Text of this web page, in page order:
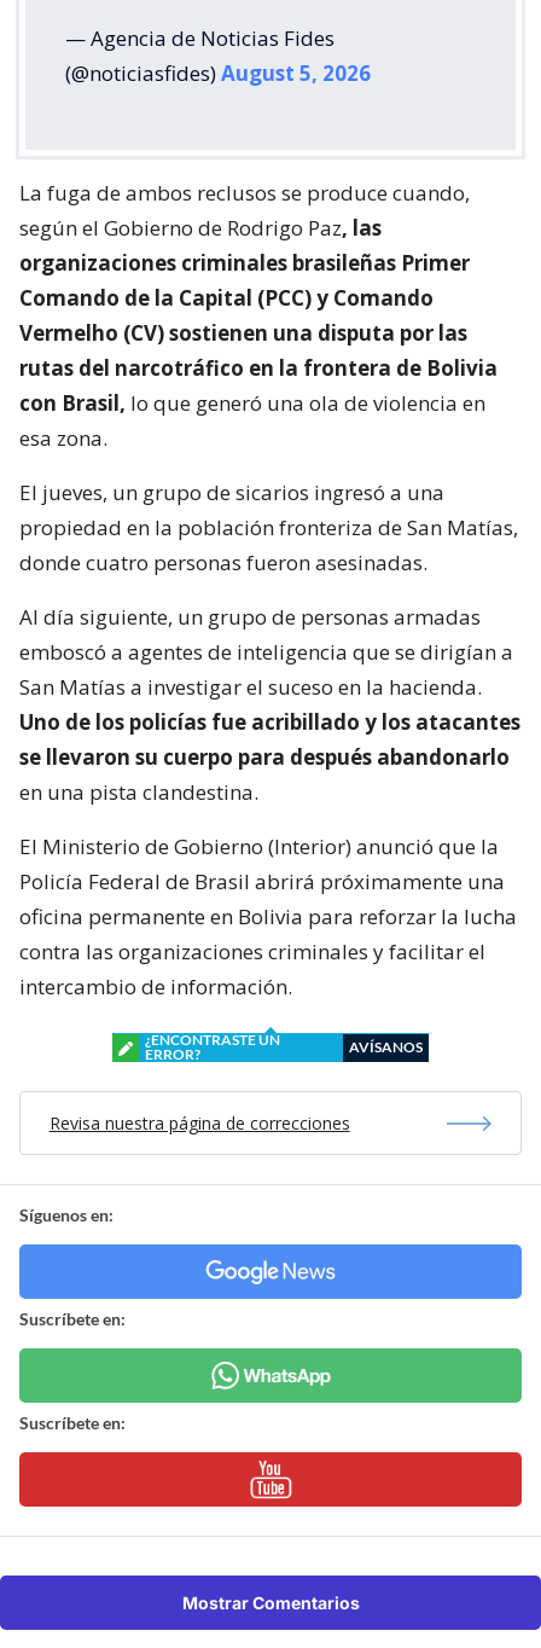
— Agencia de Noticias Fides
(@noticiasfides)August 5, 2026
La fuga de ambos reclusos se produce cuando,
según el Gobierno de Rodrigo Paz, las
organizaciones criminales brasileñas Primer
Comando de la Capital (PCC) y Comando
Vermelho (CV) sostienen una disputa por las
rutas del narcotráfico en la frontera de Bolivia
con Brasil, lo que generó una ola de violencia en
esa zona.
El jueves, un grupo de sicarios ingresó a una
propiedad en la población fronteriza de San Matías,
donde cuatro personas fueron asesinadas.
Al día siguiente, un grupo de personas armadas
emboscó a agentes de inteligencia que se dirigían a
San Matías a investigar el suceso en la hacienda.
Uno de los policías fue acribillado y los atacantes
se llevaron su cuerpo para después abandonarlo
en una pista clandestina.
El Ministerio de Gobierno (Interior) anunció que la
Policía Federal de Brasil abrirá próximamente una
oficina permanente en Bolivia para reforzar la lucha
contra las organizaciones criminales y facilitar el
intercambio de información.
¿ENCONTRASTE UN
ERROR?
AVÍSANOS
Revisa nuestra página de correcciones
Síguenos en:
Suscríbete en:
Suscríbete en:
Mostrar Comentarios